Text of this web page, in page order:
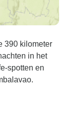
390 kilometer
in het
spotten en